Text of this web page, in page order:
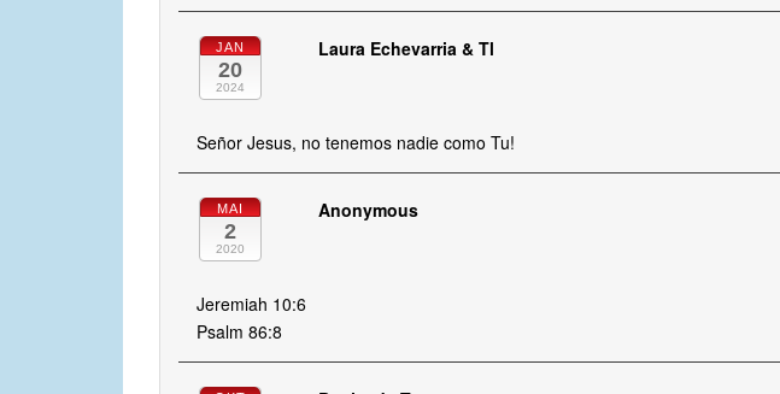
JAN
20
2024
Laura Echevarria & Tl
Señor Jesus, no tenemos nadie como Tu!
MAI
2
2020
Anonymous
Jeremiah 10:6
Psalm 86:8